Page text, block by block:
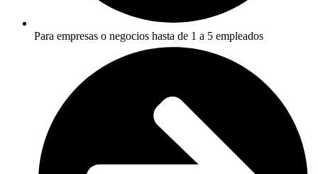
Para empresas o negocios hasta de 1 a 5 empleados